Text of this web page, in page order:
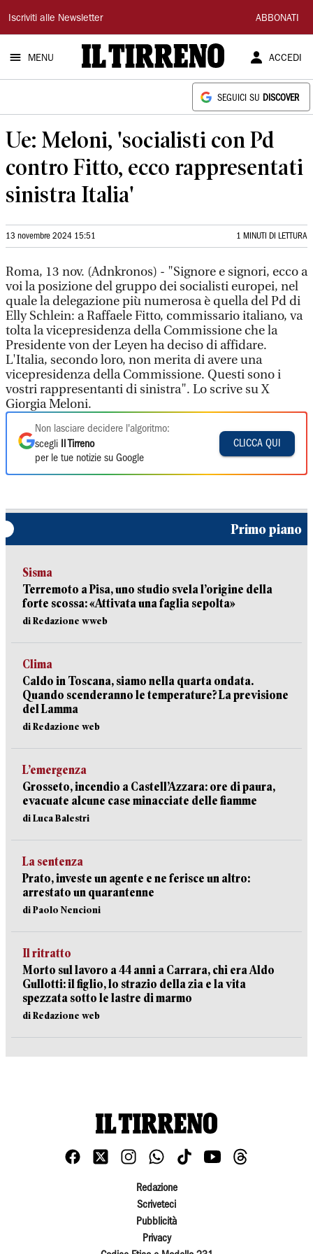
Il
Tirreno
Iscriviti alle Newsletter ABBONATI
MENU ACCEDI
SEGUICI SU DISCOVER
Ue: Meloni, 'socialisti con Pd
contro Fitto, ecco rappresentati
sinistra Italia'
13 novembre 2024 15:51 1 MINUTI DI LETTURA
Roma, 13 nov. (Adnkronos) - "Signore e signori, ecco a
voi la posizione del gruppo dei socialisti europei, nel
quale la delegazione più numerosa è quella del Pd di
Elly Schlein: a Raffaele Fitto, commissario italiano, va
tolta la vicepresidenza della Commissione che la
Presidente von der Leyen ha deciso di affidare.
L'Italia, secondo loro, non merita di avere una
vicepresidenza della Commissione. Questi sono i
vostri rappresentanti di sinistra". Lo scrive su X
Giorgia Meloni.
Non lasciare decidere l'algoritmo:
scegli
Il Tirreno
per le tue notizie su Google
CLICCA QUI
Primo piano
Sisma
Terremoto a Pisa, uno studio svela l’origine della
forte scossa: «Attivata una faglia sepolta»
di Redazione wweb
Clima
Caldo in Toscana, siamo nella quarta ondata.
Quando scenderanno le temperature? La previsione
del Lamma
di Redazione web
L’emergenza
Grosseto, incendio a Castell’Azzara: ore di paura,
evacuate alcune case minacciate delle fiamme
di Luca Balestri
La sentenza
Prato, investe un agente e ne ferisce un altro:
arrestato un quarantenne
di Paolo Nencioni
Il ritratto
Morto sul lavoro a 44 anni a Carrara, chi era Aldo
Gullotti: il figlio, lo strazio della zia e la vita
spezzata sotto le lastre di marmo
di Redazione web
Redazione
Scriveteci
Pubblicità
Privacy